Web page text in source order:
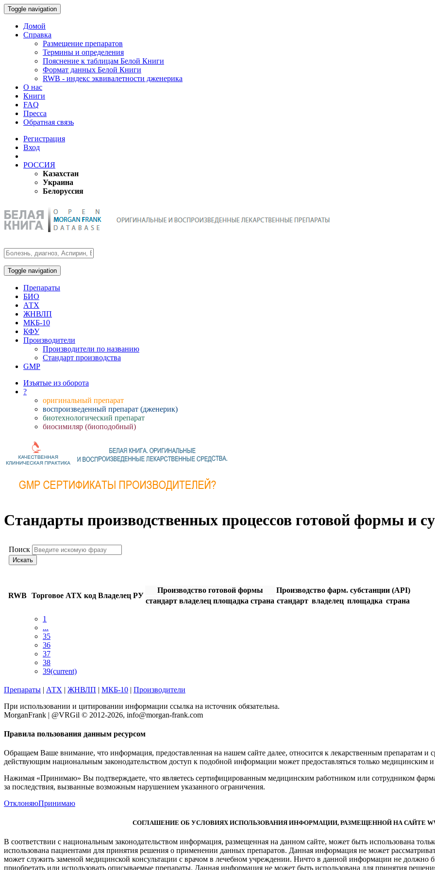
Toggle navigation
Домой
Справка
Размещение препаратов
Термины и определения
Пояснение к таблицам Белой Книги
Формат данных Белой Книги
RWB - индекс эквивалетности дженерика
О нас
Книги
FAQ
Пресса
Обратная связь
Регистрация
Вход
РОССИЯ
Казахстан
Украина
Белоруссия
Toggle navigation
Препараты
БИО
АТХ
ЖНВЛП
МКБ-10
КФУ
Производители
Производители по названию
Стандарт производства
GMP
Изъятые из оборота
?
оригинальный препарат
воспроизведенный препарат (дженерик)
биотехнологический препарат
биосимиляр (биоподобный)
Стандарты производственных процессов готовой формы и
Поиск
Искать
RWB Торговое АТХ код Владелец РУ
Производство готовой формы
Производство фарм. субстанции (API)
cтандарт владелец площадка страна cтандарт владелец площадка страна
1
...
35
36
37
38
39(current)
Препараты | АТХ | ЖНВЛП | МКБ-10 | Производители
При использовании и цитировании информации ссылка на источник обязательна.
MorganFrank | @VRGil © 2012-2026, info@morgan-frank.com
Правила пользования данным ресурсом
Обращаем Ваше внимание, что информация, предоставленная на нашем сайте далее, относится к лекарственным препаратам и
действующим национальным законодательством доступ к подобной информации может предоставляться только медицинским
Нажимая «Принимаю» Вы подтверждаете, что являетесь сертифицированным медицинским работником или сотрудником
за последствия, вызванные возможным нарушением указанного ограничения.
ОтклоняюПринимаю
СОГЛАШЕНИЕ ОБ УСЛОВИЯХ ИСПОЛЬЗОВАНИЯ ИНФОРМАЦИИ, РАЗМЕЩЕННОЙ НА САЙТЕ
В соответствии с национальным законодательством информация, размещенная на данном сайте, может быть использована
использована пациентами для принятия решения о применении данных препаратов. Данная информация не может
может служить заменой медицинской консультации с врачом в лечебном учреждении. Ничто в данной информации не должно
приобретать или использовать описываемые препараты. Данная информация не может быть использована для принятия